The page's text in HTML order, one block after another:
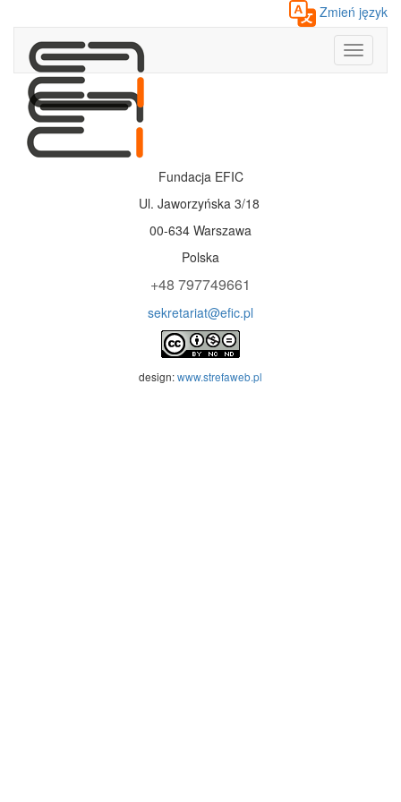
Zmień język
Toggle
Fundacja EFIC
Ul. Jaworzyńska 3/18
00-634 Warszawa
Polska
+48 797749661
sekretariat@efic.pl
design:www.strefaweb.pl